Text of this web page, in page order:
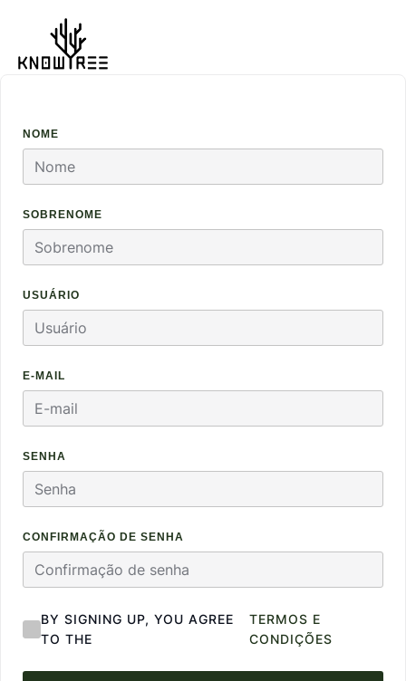
NOME
SOBRENOME
USUÁRIO
E-MAIL
SENHA
CONFIRMAÇÃO DE SENHA
BY SIGNING UP, YOU AGREE
TO THE
TERMOS E
CONDIÇÕES